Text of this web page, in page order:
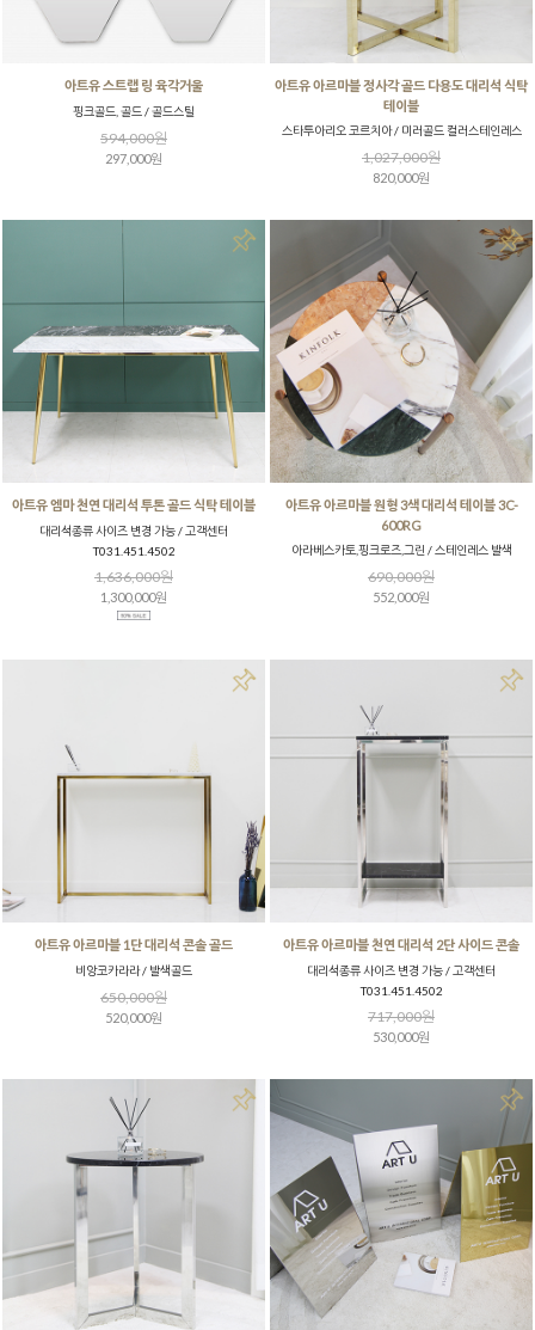
아트유 스트랩 링 육각거울
핑크골드, 골드 / 골드스틸
594,000원
297,000원
아트유 아르마블 정사각 골드 다용도 대리석 식탁
테이블
스타투아리오 코르치아 / 미러골드 컬러스테인레스
1,027,000원
820,000원
아트유 엠마 천연 대리석 투톤 골드 식탁 테이블
대리석종류 사이즈 변경 가능 / 고객센터
T031.451.4502
1,636,000원
1,300,000원
아트유 아르마블 원형 3색 대리석 테이블 3C-
600RG
아라베스카토,핑크로즈,그린 / 스테인레스 발색
690,000원
552,000원
아트유 아르마블 1단 대리석 콘솔 골드
비앙코카라라 / 발색골드
650,000원
520,000원
아트유 아르마블 천연 대리석 2단 사이드 콘솔
대리석종류 사이즈 변경 가능 / 고객센터
T031.451.4502
717,000원
530,000원